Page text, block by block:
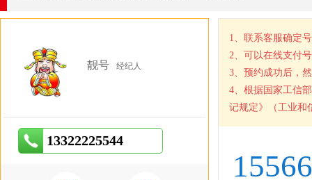
1、联系客服确定
2、可以在线支付
3、预约成功后，
4、根据国家工信
记规定》（工业和
靓号 经纪人
13322225544